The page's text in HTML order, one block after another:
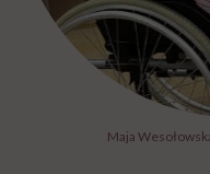
Maja